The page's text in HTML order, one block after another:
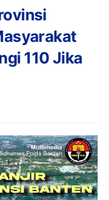
110 Jika